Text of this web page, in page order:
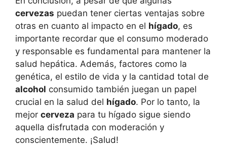
cervezas puedan tener ciertas ventajas sobre
otras en cuanto al impacto en el hígado, es
importante recordar que el consumo moderado
y responsable es fundamental para mantener la
salud hepática. Además, factores como la
genética, el estilo de vida y la cantidad total de
alcohol consumido también juegan un papel
crucial en la salud del hígado. Por lo tanto, la
mejor cerveza para tu hígado sigue siendo
aquella disfrutada con moderación y
conscientemente. ¡Salud!